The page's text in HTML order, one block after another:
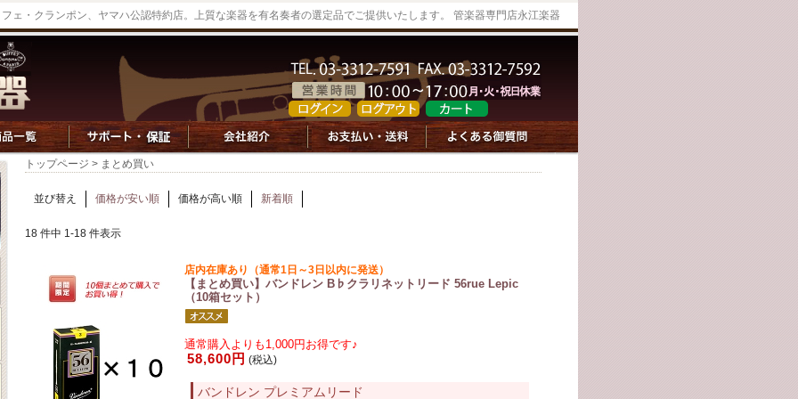
ェ・クランポン、ヤマハ公認特約店。上質な楽器を有名奏者の選定品でご提供いたします。 管楽器専門店永江楽器
トップページ > まとめ買い
並び替え 価格が安い順 価格が高い順 新着順
18 件中 1-18 件表示
店内在庫あり（通常1日～3日以内に発送）
【まとめ買い】バンドレン B♭クラリネットリード 56rue Lepic
（10箱セット）
通常購入よりも1,000円お得です♪
58,600円 (税込)
バンドレン プレミアムリード